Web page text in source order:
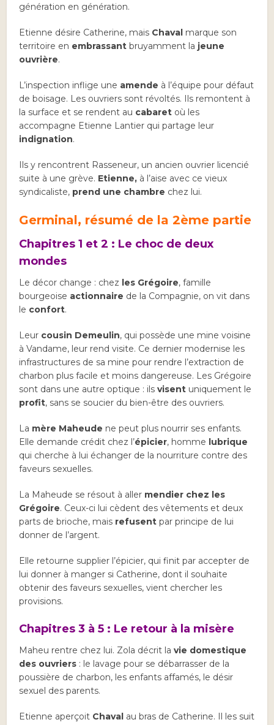
génération en génération.
Etienne désire Catherine, mais Chaval marque son
territoire en embrassant bruyamment la jeune
ouvrière.
L’inspection inflige une amende à l’équipe pour défaut
de boisage. Les ouvriers sont révoltés. Ils remontent à
la surface et se rendent au cabaret où les
accompagne Etienne Lantier qui partage leur
indignation.
Ils y rencontrent Rasseneur, un ancien ouvrier licencié
suite à une grève. Etienne, à l’aise avec ce vieux
syndicaliste, prend une chambre chez lui.
Germinal, résumé de la 2ème partie
Chapitres 1 et 2 : Le choc de deux
mondes
Le décor change : chez les Grégoire, famille
bourgeoise actionnaire de la Compagnie, on vit dans
le confort.
Leur cousin Demeulin, qui possède une mine voisine
à Vandame, leur rend visite. Ce dernier modernise les
infrastructures de sa mine pour rendre l’extraction de
charbon plus facile et moins dangereuse. Les Grégoire
sont dans une autre optique : ilsvisent uniquement le
profit, sans se soucier du bien-être des ouvriers.
La mère Maheude ne peut plus nourrir ses enfants.
Elle demande crédit chez l’épicier, homme lubrique
qui cherche à lui échanger de la nourriture contre des
faveurs sexuelles.
La Maheude se résout à aller mendier chez les
Grégoire. Ceux-ci lui cèdent des vêtements et deux
parts de brioche, mais refusent par principe de lui
donner de l’argent.
Elle retourne supplier l’épicier, qui finit par accepter de
lui donner à manger si Catherine, dont il souhaite
obtenir des faveurs sexuelles, vient chercher les
provisions.
Chapitres 3 à 5 : Le retour à la misère
Maheu rentre chez lui. Zola décrit lavie domestique
des ouvriers : le lavage pour se débarrasser de la
poussière de charbon, les enfants affamés, le désir
sexuel des parents.
Etienne aperçoit Chaval au bras de Catherine. Il les suit